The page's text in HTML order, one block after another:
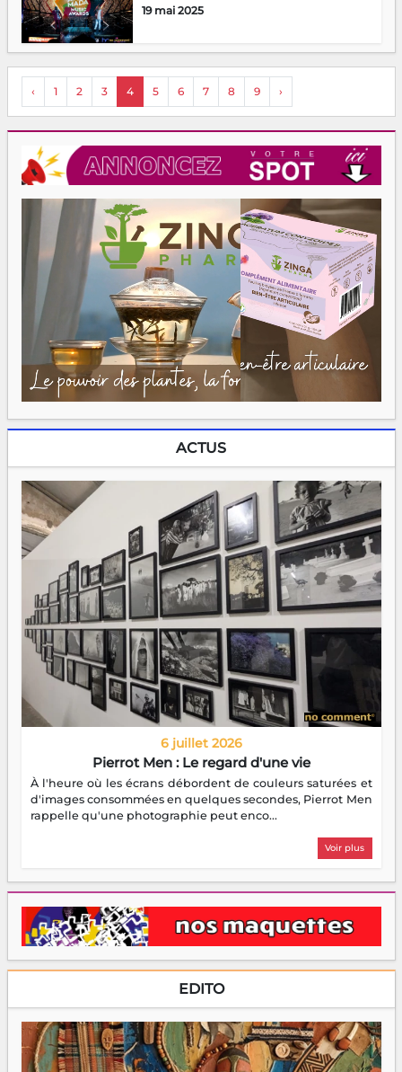
19 mai 2025
‹ 1 2 3 4 5 6 7 8 9 ›
ACTUS
6 juillet 2026
Pierrot Men : Le regard d'une vie
À l'heure où les écrans débordent de couleurs saturées et
d'images consommées en quelques secondes, Pierrot Men
rappelle qu'une photographie peut enco...
Voir plus
EDITO